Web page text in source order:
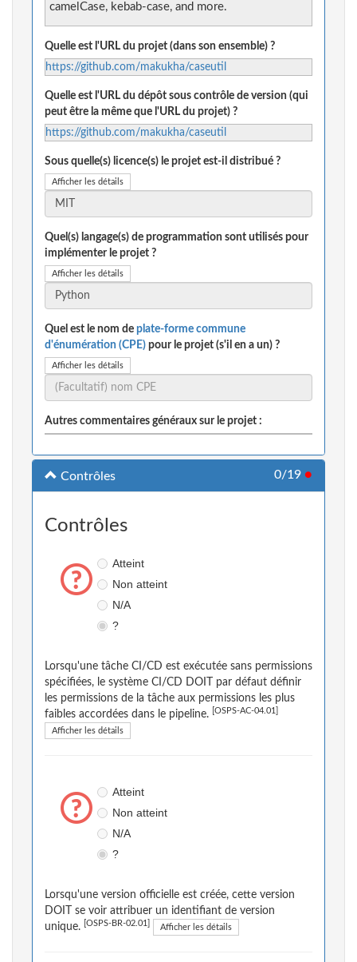
camelCase, kebab-case, and more.
Quelle est l'URL du projet (dans son ensemble) ?
https://github.com/makukha/caseutil
Quelle est l'URL du dépôt sous contrôle de version (qui
peut être la même que l'URL du projet) ?
https://github.com/makukha/caseutil
Sous quelle(s) licence(s) le projet est-il distribué ?
Afficher les détails
Quel(s) langage(s) de programmation sont utilisés pour
implémenter le projet ?
Afficher les détails
Quel est le nom de plate-forme commune
d'énumération (CPE) pour le projet (s'il en a un) ?
Afficher les détails
Autres commentaires généraux sur le projet :
Contrôles 0/19 ●
Contrôles
Atteint
Non atteint
N/A
?
Lorsqu'une tâche CI/CD est exécutée sans permissions
spécifiées, le système CI/CD DOIT par défaut définir
les permissions de la tâche aux permissions les plus
faibles accordées dans le pipeline.
[OSPS-AC-04.01]
Afficher les détails
Atteint
Non atteint
N/A
?
Lorsqu'une version officielle est créée, cette version
DOIT se voir attribuer un identifiant de version
unique.
[OSPS-BR-02.01] Afficher les détails